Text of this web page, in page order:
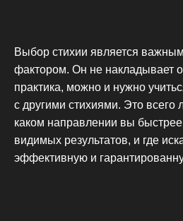
Выбор стихии является
фактором. Он не накладывает
практика, можно и нужно
с другими стихиями. Это всего
каком направлении вы
видимых результатов, и где
эффективную и